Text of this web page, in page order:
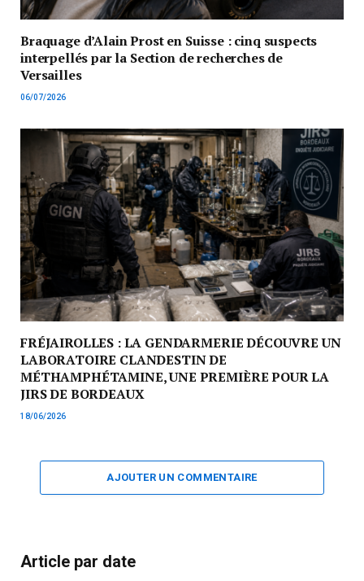
Braquage d’Alain Prost en Suisse : cinq suspects
interpellés par la Section de recherches de
Versailles
06/07/2026
FRÉJAIROLLES : LA GENDARMERIE DÉCOUVRE UN
LABORATOIRE CLANDESTIN DE
MÉTHAMPHÉTAMINE, UNE PREMIÈRE POUR LA
JIRS DE BORDEAUX
18/06/2026
AJOUTER UN COMMENTAIRE
Article par date